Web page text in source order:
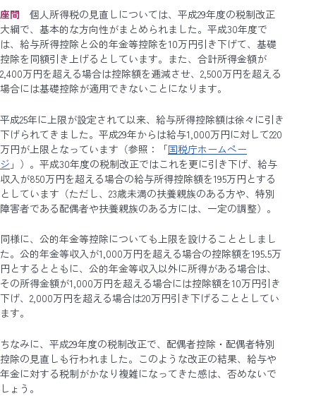
座間 個人所得税の見直しについては、平成29年度の税制改正
大綱で、基本的な方向性がまとめられました。平成30年度で
は、給与所得控除と公的年金等控除を10万円引き下げて、基礎
控除を同額引き上げるとしています。また、合計所得金額が
2,400万円を超える場合は控除額を逓減させ、2,500万円を超える
場合には基礎控除が適用できないことになります。
平成25年に上限が設定されて以来、給与所得控除額は徐々に引き
下げられてきました。平成29年からは給与1,000万円に対して220
万円が上限となっています（参照：「国税庁ホームペー
ジ 」）。平成30年度の税制改正ではこれを更に引き下げ、給与
収入が850万円を超える場合の給与所得控除額を195万円とする
としています（ただし、23歳未満の扶養親族のある方や、特別
障害者である配偶者や扶養親族のある方には、一定の調整）。
同様に、公的年金等控除についても上限を設けることとしまし
た。公的年金等収入が1,000万円を超える場合の控除額を195.5万
円とするとともに、公的年金等収入以外に所得がある場合は、
その所得金額が1,000万円を超える場合には控除額を10万円引き
下げ、2,000万円を超える場合は20万円引き下げることとしてい
ます。
ちなみに、平成29年度の税制改正で、配偶者控除・配偶者特別
控除の見直しも行われました。このような改正の結果、給与や
年金に対する税制がかなり複雑になってきた感は、否めないで
しょう。